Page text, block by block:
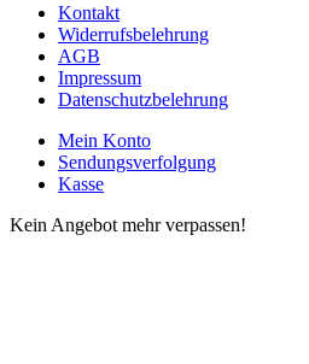
Kontakt
Widerrufsbelehrung
AGB
Impressum
Datenschutzbelehrung
Mein Konto
Sendungsverfolgung
Kasse
Kein Angebot mehr verpassen!